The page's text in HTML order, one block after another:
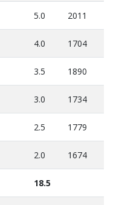
5.0 2011
4.0 1704
3.5 1890
3.0 1734
2.5 1779
2.0 1674
18.5